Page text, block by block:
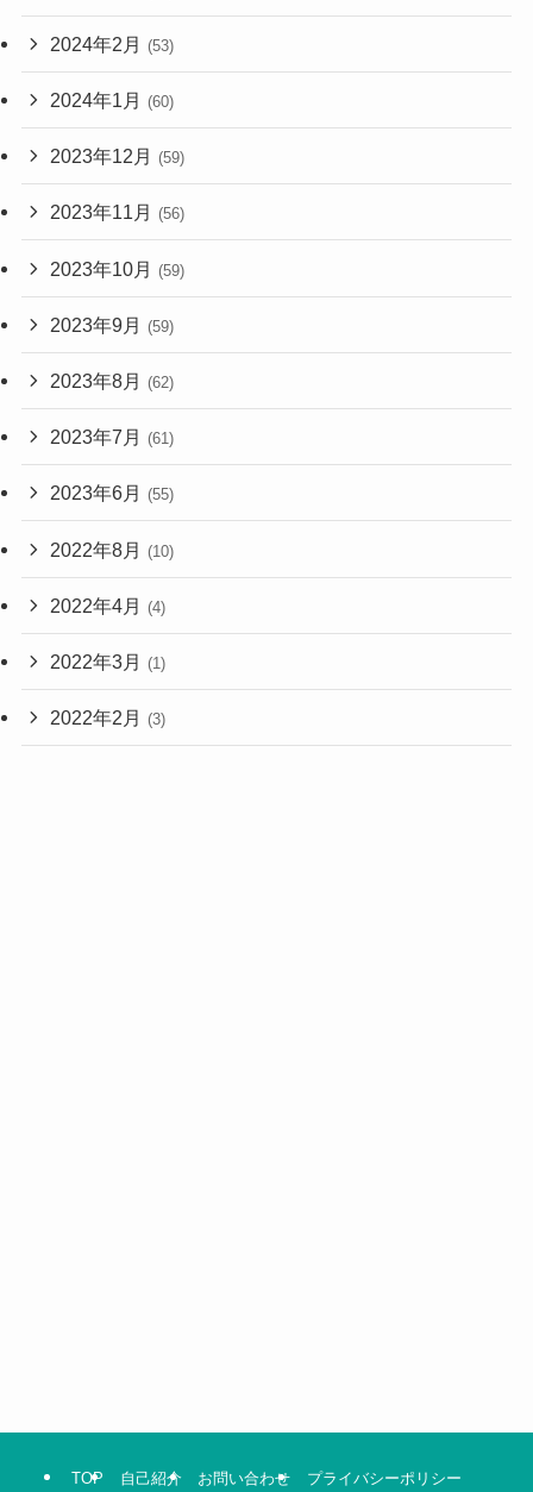
2024年2月 (53)
2024年1月 (60)
2023年12月 (59)
2023年11月 (56)
2023年10月 (59)
2023年9月 (59)
2023年8月 (62)
2023年7月 (61)
2023年6月 (55)
2022年8月 (10)
2022年4月 (4)
2022年3月 (1)
2022年2月 (3)
TOP 自己紹介 お問い合わせ プライバシーポリシー